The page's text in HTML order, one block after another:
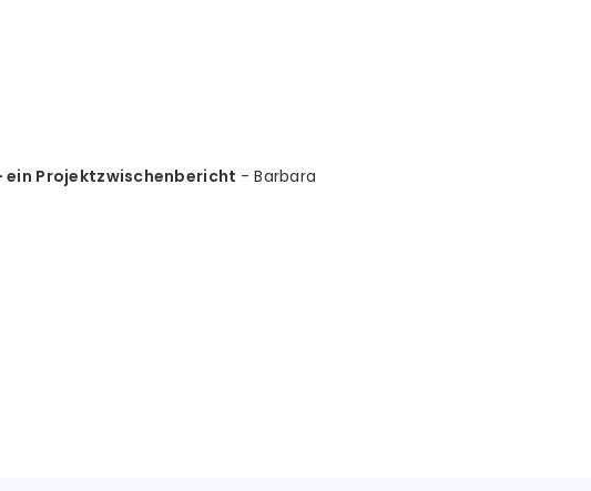
ein Projektzwischenbericht - Barbara